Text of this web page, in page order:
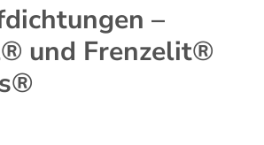
–
und Frenzelit®